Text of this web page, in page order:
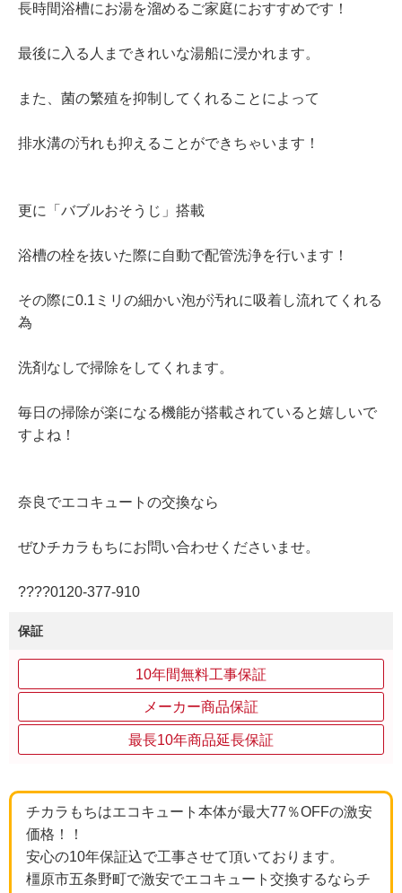
長時間浴槽にお湯を溜めるご家庭におすすめです！
最後に入る人まできれいな湯船に浸かれます。
また、菌の繁殖を抑制してくれることによって
排水溝の汚れも抑えることができちゃいます！
更に「バブルおそうじ」搭載
浴槽の栓を抜いた際に自動で配管洗浄を行います！
その際に0.1ミリの細かい泡が汚れに吸着し流れてくれる
為
洗剤なしで掃除をしてくれます。
毎日の掃除が楽になる機能が搭載されていると嬉しいで
すよね！
奈良でエコキュートの交換なら
ぜひチカラもちにお問い合わせくださいませ。
????0120‐377‐910
保証
10年間無料工事保証
メーカー商品保証
最長10年商品延長保証
チカラもちはエコキュート本体が最大77％OFFの激安
価格！！
安心の10年保証込で工事させて頂いております。
橿原市五条野町で激安でエコキュート交換するならチ